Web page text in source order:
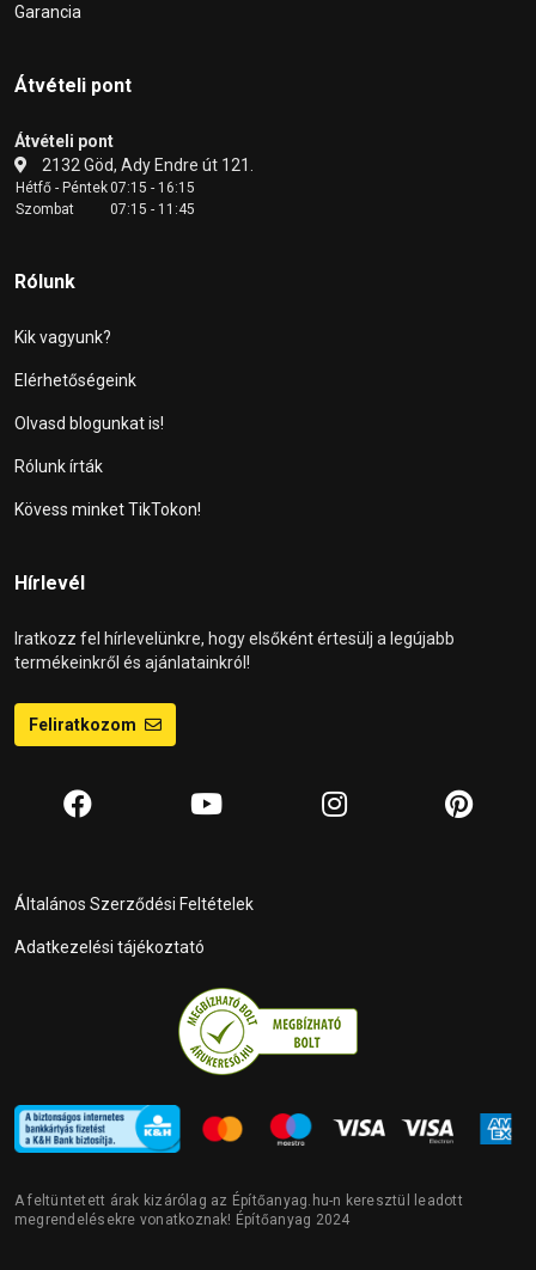
Garancia
Átvételi pont
Átvételi pont
2132 Göd, Ady Endre út 121.
Hétfő - Péntek07:15 - 16:15
Szombat
07:15 - 11:45
Rólunk
Kik vagyunk?
Elérhetőségeink
Olvasd blogunkat is!
Rólunk írták
Kövess minket TikTokon!
Hírlevél
Iratkozz fel hírlevelünkre, hogy elsőként értesülj a legújabb
termékeinkről és ajánlatainkról!
Feliratkozom
Általános Szerződési Feltételek
Adatkezelési tájékoztató
A feltüntetett árak kizárólag az Építőanyag.hu-n keresztül leadott
megrendelésekre vonatkoznak! Építőanyag 2024